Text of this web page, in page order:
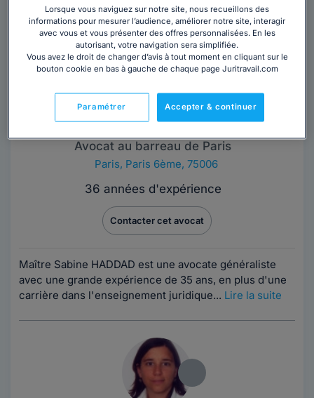
Maître Sabine HADDAD
Avocat au barreau de Paris
Paris, Paris 6ème, 75006
36 années d'expérience
Contacter cet avocat
Maître Sabine HADDAD est une avocate généraliste
avec une grande expérience de 35 ans, en plus d'une
carrière dans l'enseignement juridique... Lire la suite
Lorsque vous naviguez sur notre site, nous recueillons des
informations pour mesurer l’audience, améliorer notre site, interagir
avec vous et vous présenter des offres personnalisées. En les
autorisant, votre navigation sera simplifiée.
Vous avez le droit de changer d’avis à tout moment en cliquant sur le
bouton cookie en bas à gauche de chaque page Juritravail.com
Accepter & continuer
Paramétrer